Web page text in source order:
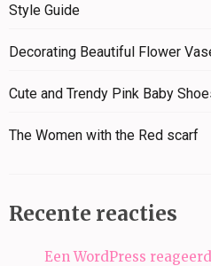
Style Guide
Decorating Beautiful Flower
Cute and Trendy Pink Baby
The Women with the Red scarf
Recente reacties
Een WordPress